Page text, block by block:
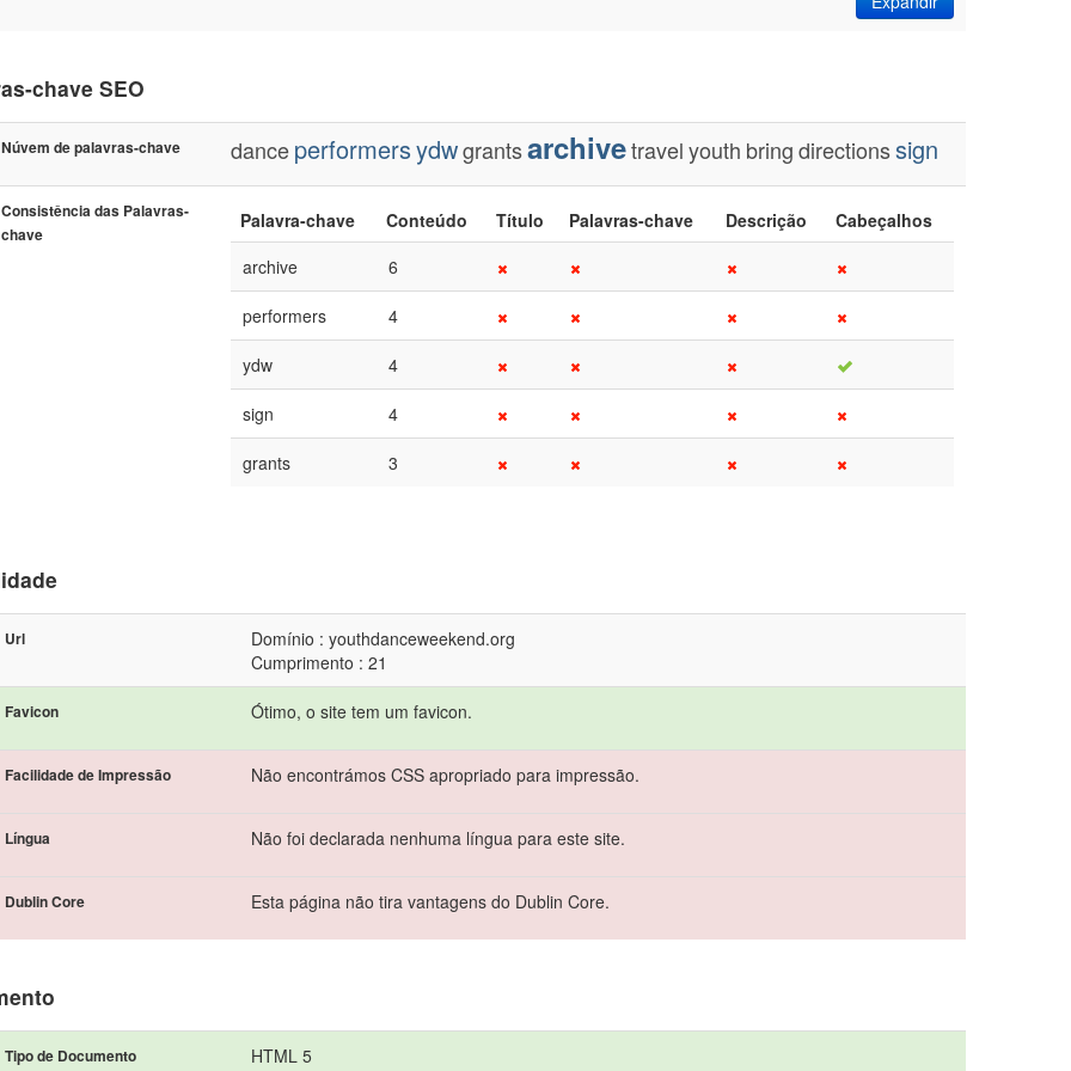
chave SEO
Núvem de palavras-chave danceperformersydwgrantsarchivetravelyouth bringdirectionssign
Consistência das Palavras-
chave
Palavra-chave Conteúdo Título Palavras-chave Descrição
Cabeçalhos
archive
6
performers 4
ydw 4
sign 4
grants 3
Url
Domínio : youthdanceweekend.org
Cumprimento : 21
Favicon Ótimo, o site tem um favicon.
Facilidade de Impressão Não encontrámos CSS apropriado para impressão.
Língua Não foi declarada nenhuma língua para este site.
Dublin Core Esta página não tira vantagens do Dublin Core.
Tipo de Documento HTML 5